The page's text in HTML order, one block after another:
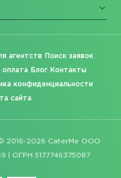
агентств Поиск заявок
оплата Блог Контакты
конфиденциальности
сайта
© 2016-2026 CaterMe ООО
| ОГРН 5177746375087